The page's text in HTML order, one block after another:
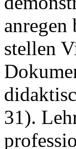
anregen
stellen
31).